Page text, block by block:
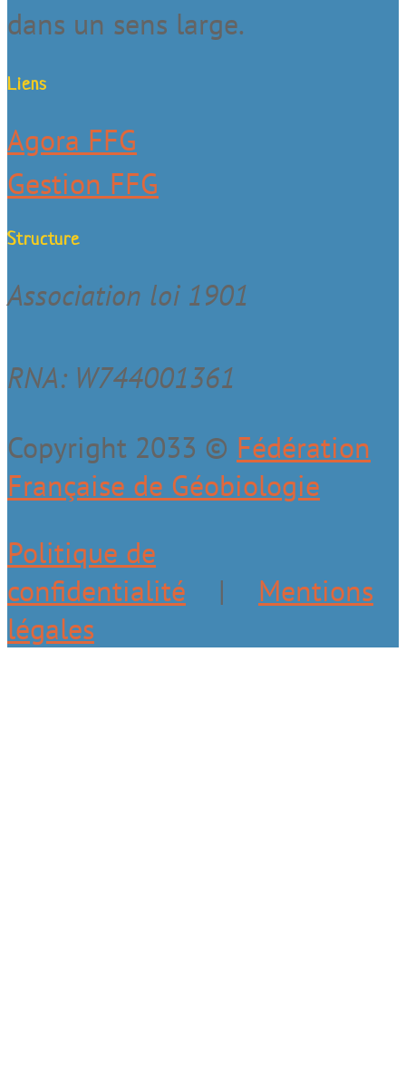
dans un sens large.
Liens
Agora FFG
Gestion FFG
Structure
Association loi 1901
RNA: W744001361
Copyright 2033 © Fédération
Française de Géobiologie
Politique de
confidentialité | Mentions
légales